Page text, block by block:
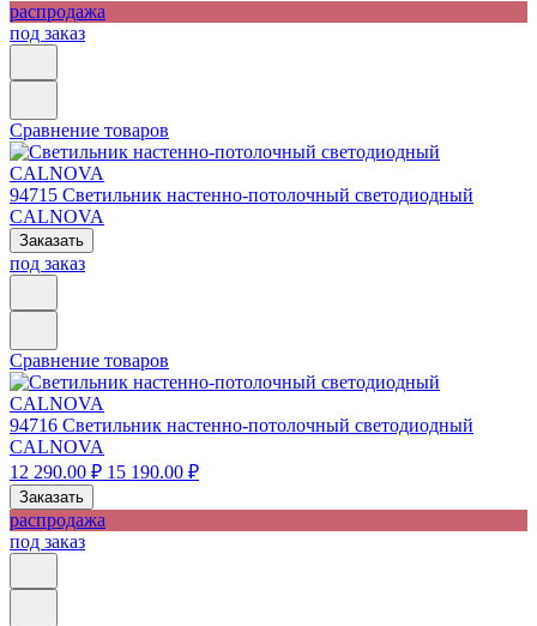
распродажа
под заказ
Сравнение товаров
94715 Светильник настенно-потолочный светодиодный
CALNOVA
Заказать
под заказ
Сравнение товаров
94716 Светильник настенно-потолочный светодиодный
CALNOVA
12 290.00 ₽ 15 190.00 ₽
Заказать
распродажа
под заказ